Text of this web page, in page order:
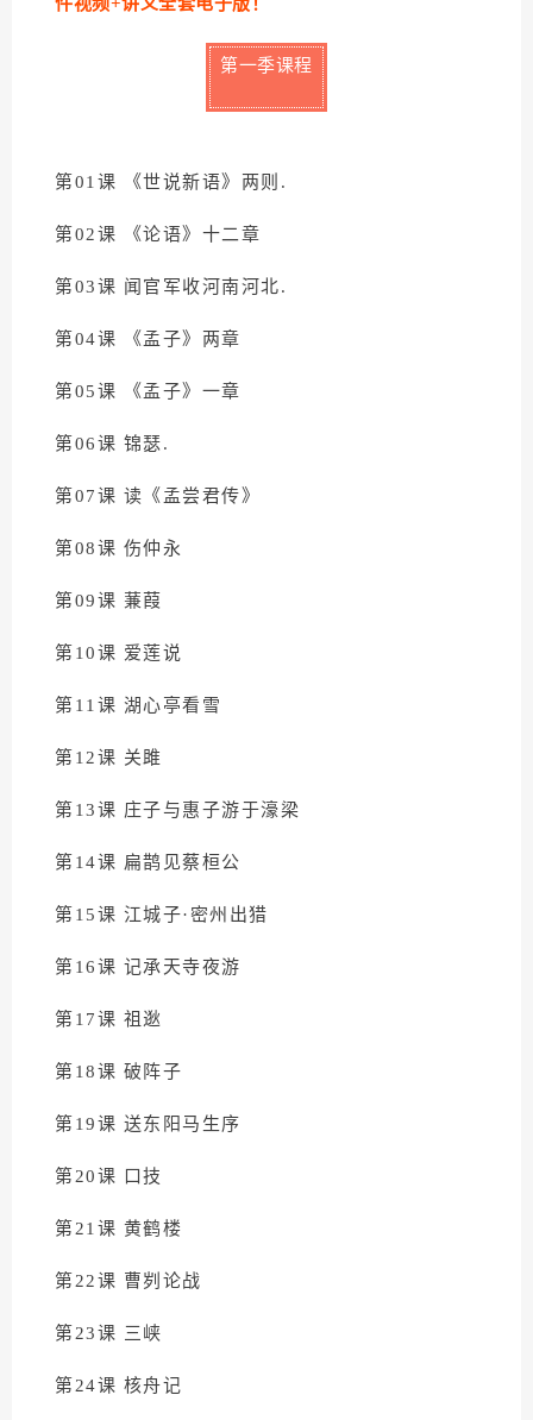
件视频+讲义全套电子版！
第一季课程
第01课 《世说新语》两则.
第02课 《论语》十二章
第03课 闻官军收河南河北.
第04课 《孟子》两章
第05课 《孟子》一章
第06课 锦瑟.
第07课 读《孟尝君传》
第08课 伤仲永
第09课 蒹葭
第10课 爱莲说
第11课 湖心亭看雪
第12课 关雎
第13课 庄子与惠子游于濠梁
第14课 扁鹊见蔡桓公
第15课 江城子·密州出猎
第16课 记承天寺夜游
第17课 祖逖
第18课 破阵子
第19课 送东阳马生序
第20课 口技
第21课 黄鹤楼
第22课 曹刿论战
第23课 三峡
第24课 核舟记